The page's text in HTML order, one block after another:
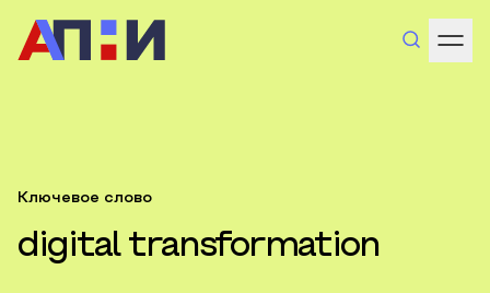
Ключевое слово
digital transformation